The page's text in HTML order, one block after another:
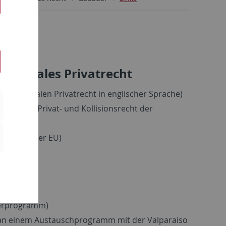
Privatrecht
Privatrecht in englischer Sprache)
zum Privat- und Kollisionsrecht der
der EU)
einem Austauschprogramm mit der Valparaiso